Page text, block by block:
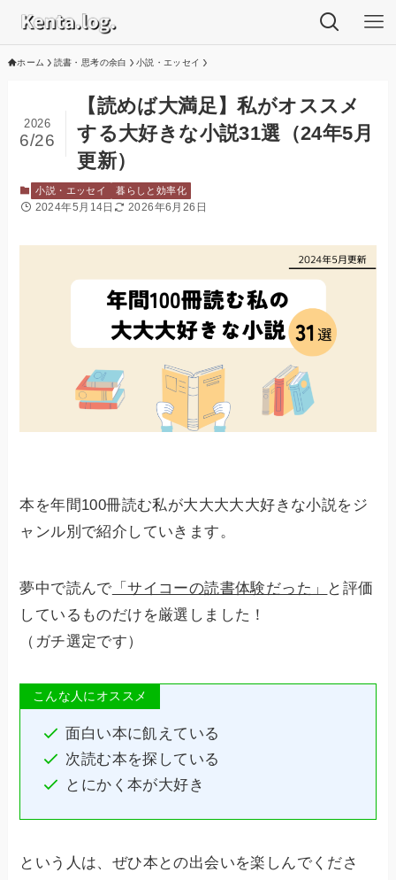
ホーム 読書・思考の余白 小説・エッセイ
【読めば大満足】私がオススメ
する大好きな小説31選（24年5月
更新）
2026
6/26
小説・エッセイ 暮らしと効率化
2024年5月14日 2026年6月26日
本を年間100冊読む私が大大大大大好きな小説をジ
ャンル別で紹介していきます。
夢中で読んで 「サイコーの読書体験だった」
と評価
しているものだけを厳選しました！
（ガチ選定です）
こんな人にオススメ
面白い本に飢えている
次読む本を探している
とにかく本が大好き
という人は、ぜひ本との出会いを楽しんでくださ